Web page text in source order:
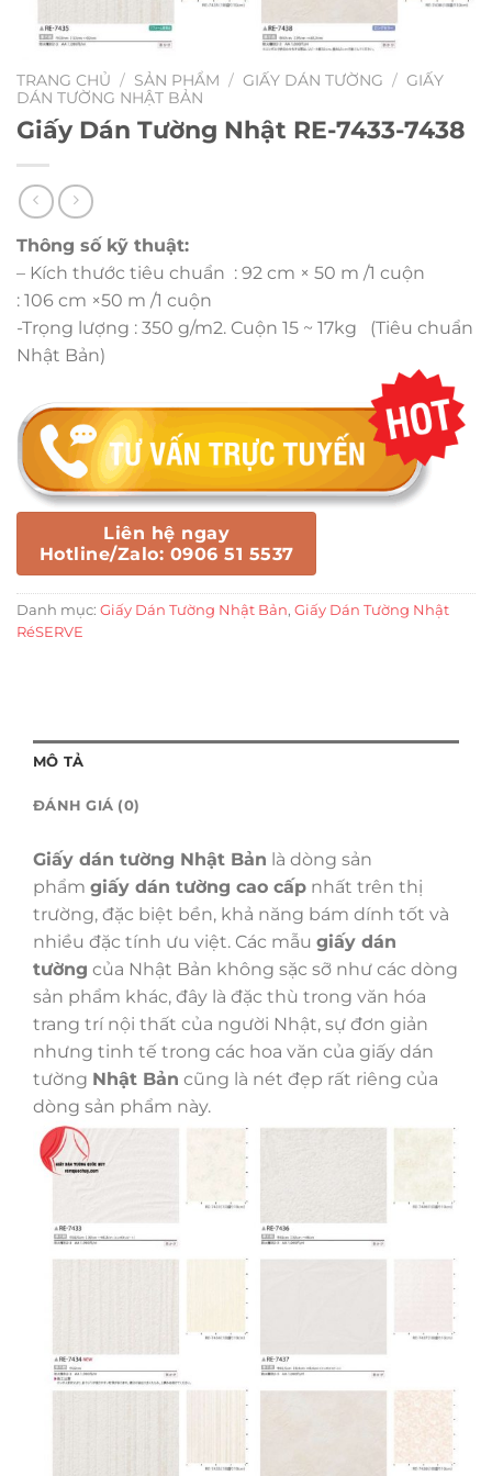
TRANG CHỦ / SẢN PHẨM / GIẤY DÁN TƯỜNG / GIẤY
DÁN TƯỜNG NHẬT BẢN
Giấy Dán Tường Nhật RE-7433-7438
Thông số kỹ thuật:
– Kích thước tiêu chuẩn : 92 cm × 50 m /1 cuộn
: 106 cm ×50 m /1 cuộn
-Trọng lượng : 350 g/m2. Cuộn 15 ~ 17kg (Tiêu chuẩn
Nhật Bản)
Liên hệ ngay
Hotline/Zalo: 0906 51 5537
Danh mục: Giấy Dán Tường Nhật Bản, Giấy Dán Tường Nhật
RéSERVE
MÔ TẢ
ĐÁNH GIÁ (0)
Giấy dán tường Nhật Bản là dòng sản
phẩm giấy dán tường cao cấp nhất trên thị
trường, đặc biệt bền, khả năng bám dính tốt và
nhiều đặc tính ưu việt. Các mẫu giấy dán
tường của Nhật Bản không sặc sỡ như các dòng
sản phẩm khác, đây là đặc thù trong văn hóa
trang trí nội thất của người Nhật, sự đơn giản
nhưng tinh tế trong các hoa văn của giấy dán
tường Nhật Bản cũng là nét đẹp rất riêng của
dòng sản phẩm này.